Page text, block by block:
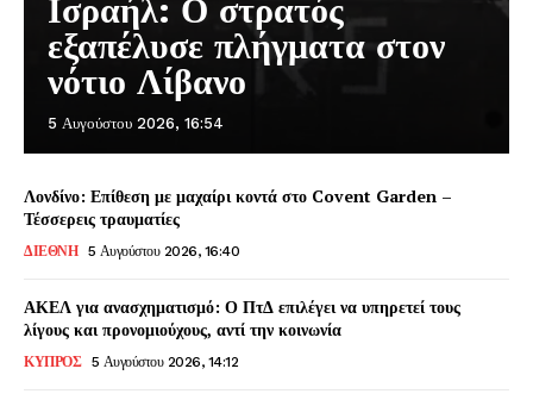
Ισραήλ: Ο στρατός
εξαπέλυσε πλήγματα στον
νότιο Λίβανο
5 Αυγούστου 2026, 16:54
Λονδίνο: Επίθεση με μαχαίρι κοντά στο Covent Garden –
Τέσσερεις τραυματίες
ΔΙΕΘΝΗ 5 Αυγούστου 2026, 16:40
ΑΚΕΛ για ανασχηματισμό: Ο ΠτΔ επιλέγει να υπηρετεί τους
λίγους και προνομιούχους, αντί την κοινωνία
ΚΥΠΡΟΣ 5 Αυγούστου 2026, 14:12